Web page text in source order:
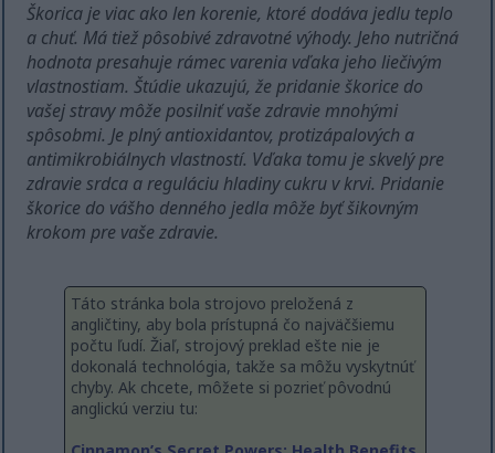
Škorica je viac ako len korenie, ktoré dodáva jedlu teplo
a chuť. Má tiež pôsobivé zdravotné výhody. Jeho nutričná
hodnota presahuje rámec varenia vďaka jeho liečivým
vlastnostiam. Štúdie ukazujú, že pridanie škorice do
vašej stravy môže posilniť vaše zdravie mnohými
spôsobmi. Je plný antioxidantov, protizápalových a
antimikrobiálnych vlastností. Vďaka tomu je skvelý pre
zdravie srdca a reguláciu hladiny cukru v krvi. Pridanie
škorice do vášho denného jedla môže byť šikovným
krokom pre vaše zdravie.
Táto stránka bola strojovo preložená z
angličtiny, aby bola prístupná čo najväčšiemu
počtu ľudí. Žiaľ, strojový preklad ešte nie je
dokonalá technológia, takže sa môžu vyskytnúť
chyby. Ak chcete, môžete si pozrieť pôvodnú
anglickú verziu tu: